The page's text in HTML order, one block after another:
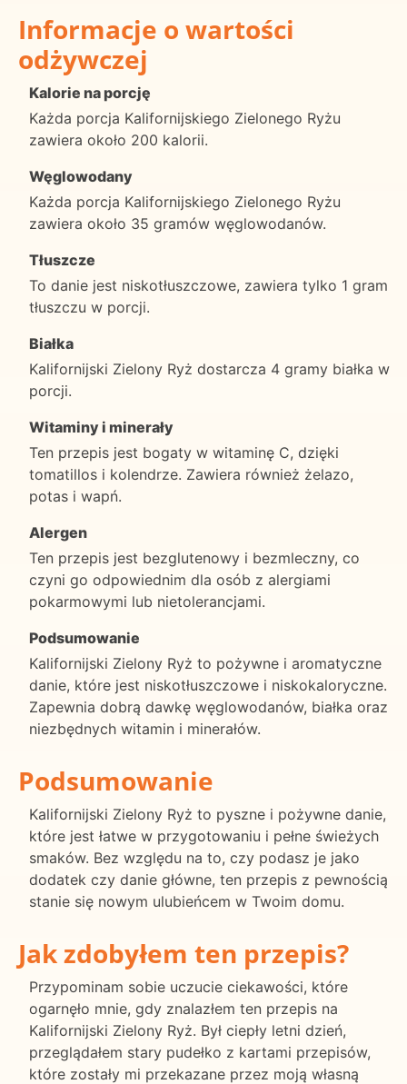
Informacje o wartości
odżywczej
Kalorie na porcję
Każda porcja Kalifornijskiego Zielonego Ryżu
zawiera około 200 kalorii.
Węglowodany
Każda porcja Kalifornijskiego Zielonego Ryżu
zawiera około 35 gramów węglowodanów.
Tłuszcze
To danie jest niskotłuszczowe, zawiera tylko 1 gram
tłuszczu w porcji.
Białka
Kalifornijski Zielony Ryż dostarcza 4 gramy białka w
porcji.
Witaminy i minerały
Ten przepis jest bogaty w witaminę C, dzięki
tomatillos i kolendrze. Zawiera również żelazo,
potas i wapń.
Alergen
Ten przepis jest bezglutenowy i bezmleczny, co
czyni go odpowiednim dla osób z alergiami
pokarmowymi lub nietolerancjami.
Podsumowanie
Kalifornijski Zielony Ryż to pożywne i aromatyczne
danie, które jest niskotłuszczowe i niskokaloryczne.
Zapewnia dobrą dawkę węglowodanów, białka oraz
niezbędnych witamin i minerałów.
Podsumowanie
Kalifornijski Zielony Ryż to pyszne i pożywne danie,
które jest łatwe w przygotowaniu i pełne świeżych
smaków. Bez względu na to, czy podasz je jako
dodatek czy danie główne, ten przepis z pewnością
stanie się nowym ulubieńcem w Twoim domu.
Jak zdobyłem ten przepis?
Przypominam sobie uczucie ciekawości, które
ogarnęło mnie, gdy znalazłem ten przepis na
Kalifornijski Zielony Ryż. Był ciepły letni dzień,
przeglądałem stary pudełko z kartami przepisów,
które zostały mi przekazane przez moją własną